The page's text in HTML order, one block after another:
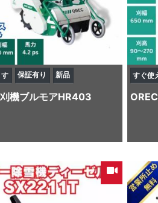
保証有り 新品
機ブルモアHR403
すぐ使
OREC